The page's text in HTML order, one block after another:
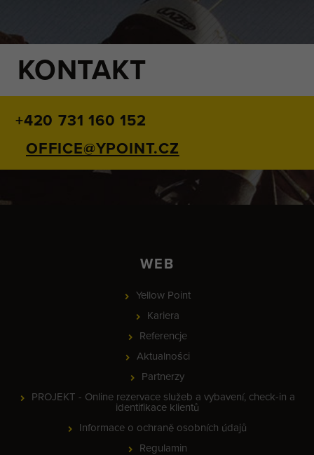
KONTAKT
+420 731 160 152
OFFICE@YPOINT.CZ
WEB
Yellow Point
Kariera
Referencje
Aktualności
Partnerzy
PROJEKT - Online rezervace služeb a vybavení, check-in a
identifikace klientů
Informace o ochraně osobních údajů
Regulamin